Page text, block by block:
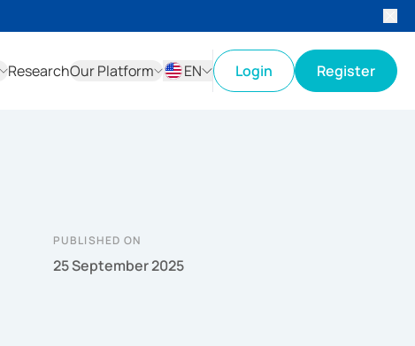
ResearchOur Platform
EN
Login Register
PUBLISHED ON
25 September 2025